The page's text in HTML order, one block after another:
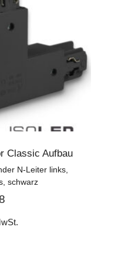
Classic Aufbau
N-Leiter links,
schwarz